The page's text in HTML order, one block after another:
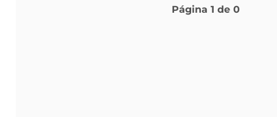
Página 1 de 0